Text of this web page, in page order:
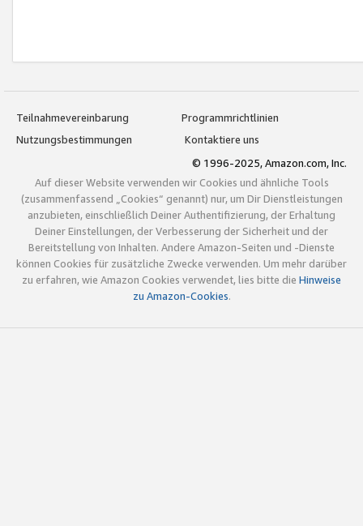
Teilnahmevereinbarung
Programmrichtlinien
Nutzungsbestimmungen
Kontaktiere uns
© 1996-2025, Amazon.com, Inc.
Auf dieser Website verwenden wir Cookies und ähnliche Tools
(zusammenfassend „Cookies“ genannt) nur, um Dir Dienstleistungen
anzubieten, einschließlich Deiner Authentifizierung, der Erhaltung
Deiner Einstellungen, der Verbesserung der Sicherheit und der
Bereitstellung von Inhalten. Andere Amazon-Seiten und -Dienste
können Cookies für zusätzliche Zwecke verwenden. Um mehr darüber
zu erfahren, wie Amazon Cookies verwendet, lies bitte die Hinweise
zu Amazon-Cookies.